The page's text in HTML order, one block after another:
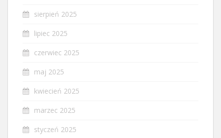
sierpień 2025
lipiec 2025
czerwiec 2025
maj 2025
kwiecień 2025
marzec 2025
styczeń 2025